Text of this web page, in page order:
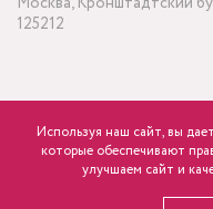
р. розница
125212
Политика
Используя наш сайт, вы
которые обеспечивают
улучшаем сайт и